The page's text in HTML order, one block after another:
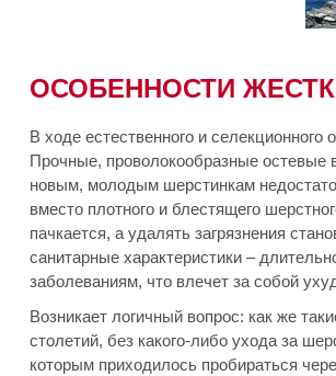
ОСОБЕННОСТИ
В ходе естественного и
Прочные, проволокообразные остевые
новым, молодым шерстинкам
вместо плотного и блестящего
пачкается, а удалять загрязнения
санитарные характеристики –
заболеваниям, что влечет за собой
Возникает логичный вопрос: как же
столетий, без какого-либо ухода за
которым приходилось пробираться